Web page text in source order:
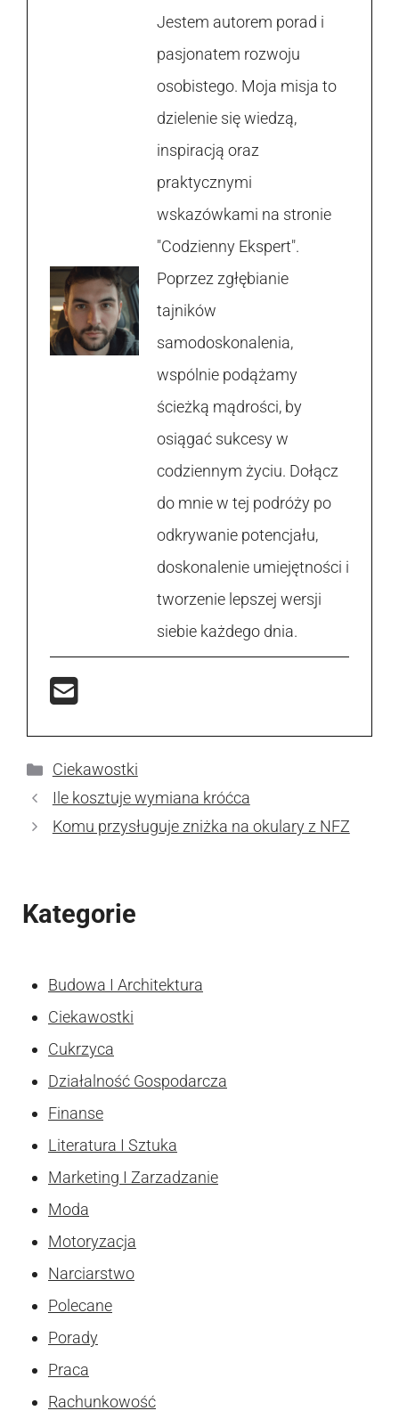
Jestem autorem porad i
pasjonatem rozwoju
osobistego. Moja misja to
dzielenie się wiedzą,
inspiracją oraz
praktycznymi
wskazówkami na stronie
"Codzienny Ekspert".
Poprzez zgłębianie
tajników
samodoskonalenia,
wspólnie podążamy
ścieżką mądrości, by
osiągać sukcesy w
codziennym życiu. Dołącz
do mnie w tej podróży po
odkrywanie potencjału,
doskonalenie umiejętności i
tworzenie lepszej wersji
siebie każdego dnia.
Kategorie
Ciekawostki
Ile kosztuje wymiana króćca
Komu przysługuje zniżka na okulary z NFZ
Kategorie
Budowa I Architektura
Ciekawostki
Cukrzyca
Działalność Gospodarcza
Finanse
Literatura I Sztuka
Marketing I Zarzadzanie
Moda
Motoryzacja
Narciarstwo
Polecane
Porady
Praca
Rachunkowość